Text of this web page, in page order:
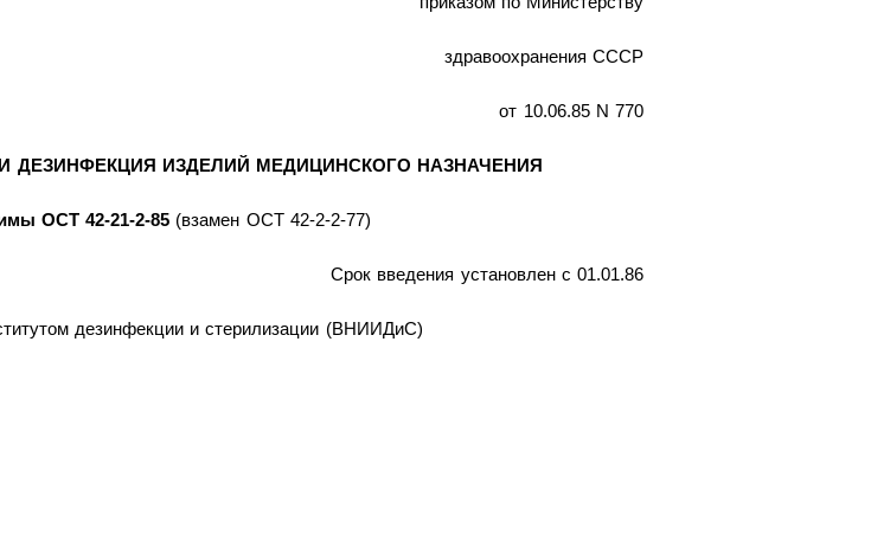
здравоохранения СССР
от 10.06.85 N 770
ДЕЗИНФЕКЦИЯ ИЗДЕЛИЙ МЕДИЦИНСКОГО НАЗНАЧЕНИЯ
ОСТ 42-21-2-85 (взамен ОСТ 42-2-2-77)
Срок введения установлен с 01.01.86
дезинфекции и стерилизации (ВНИИДиС)